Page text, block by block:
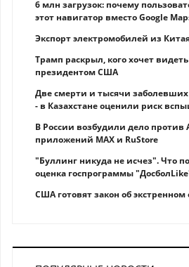
6 млн загрузок: почему
этот навигатор вместо Google
Экспорт электромобилей из
Трамп раскрыл, кого хочет
президентом США
Две смерти и тысячи
- в Казахстане оценили риск
В России возбудили дело против
приложений MAX и RuStore
"Буллинг никуда не исчез". Что
оценка госпрограммы
США готовят закон об